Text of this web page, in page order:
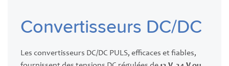
Convertisseurs DC/DC
Les convertisseurs DC/DC PULS, efficaces et fiables,